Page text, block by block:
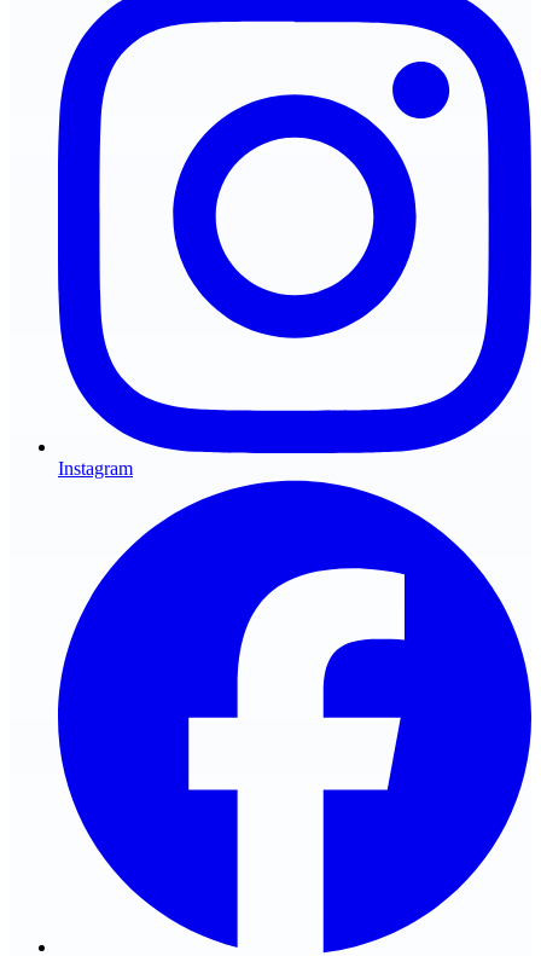
Instagram